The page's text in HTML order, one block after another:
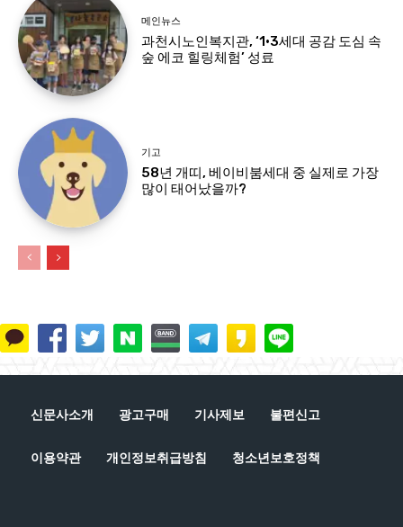
메인뉴스
과천시노인복지관, ‘1·3세대 공감 도심 속
숲 에코 힐링체험’ 성료
기고
58년 개띠, 베이비붐세대 중 실제로 가장
많이 태어났을까?
신문사소개 광고구매 기사제보 불편신고
이용약관 개인정보취급방침 청소년보호정책